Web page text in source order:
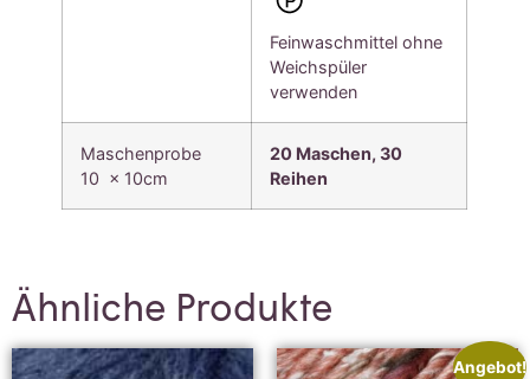
Feinwaschmittel ohne
Weichspüler
verwenden
Maschenprobe
10 x 10cm
20 Maschen, 30
Reihen
Ähnliche Produkte
Angebot!